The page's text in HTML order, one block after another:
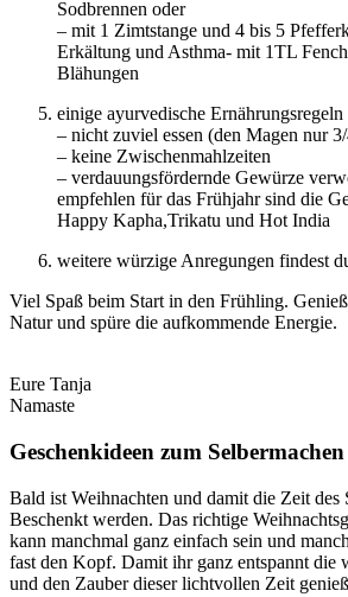
Sodbrennen oder
– mit 1 Zimtstange und 4 bis 5
Erkältung und Asthma- mit 1TL
Blähungen
einige ayurvedische Ernährungsregeln
– nicht zuviel essen (den Magen nur
– keine Zwischenmahlzeiten
– verdauungsfördernde Gewürze
empfehlen für das Frühjahr sind die
Happy Kapha,Trikatu und Hot India
weitere würzige Anregungen findest
Viel Spaß beim Start in den Frühling.
Natur und spüre die aufkommende Energie.
Eure Tanja
Namaste
Geschenkideen zum Selbermachen
Bald ist Weihnachten und damit die Zeit des
Beschenkt werden. Das richtige
kann manchmal ganz einfach sein und
fast den Kopf. Damit ihr ganz entspannt die
und den Zauber dieser lichtvollen Zeit